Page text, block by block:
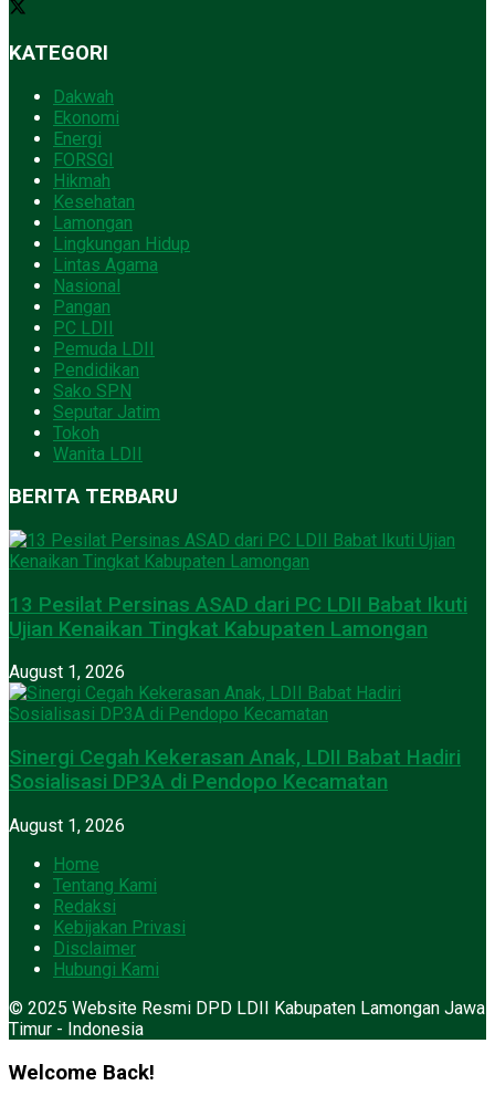
KATEGORI
Dakwah
Ekonomi
Energi
FORSGI
Hikmah
Kesehatan
Lamongan
Lingkungan Hidup
Lintas Agama
Nasional
Pangan
PC LDII
Pemuda LDII
Pendidikan
Sako SPN
Seputar Jatim
Tokoh
Wanita LDII
BERITA TERBARU
13 Pesilat Persinas ASAD dari PC LDII Babat Ikuti
Ujian Kenaikan Tingkat Kabupaten Lamongan
August 1, 2026
Sinergi Cegah Kekerasan Anak, LDII Babat Hadiri
Sosialisasi DP3A di Pendopo Kecamatan
August 1, 2026
Home
Tentang Kami
Redaksi
Kebijakan Privasi
Disclaimer
Hubungi Kami
© 2025 Website Resmi DPD LDII Kabupaten Lamongan Jawa
Timur - Indonesia
Welcome Back!